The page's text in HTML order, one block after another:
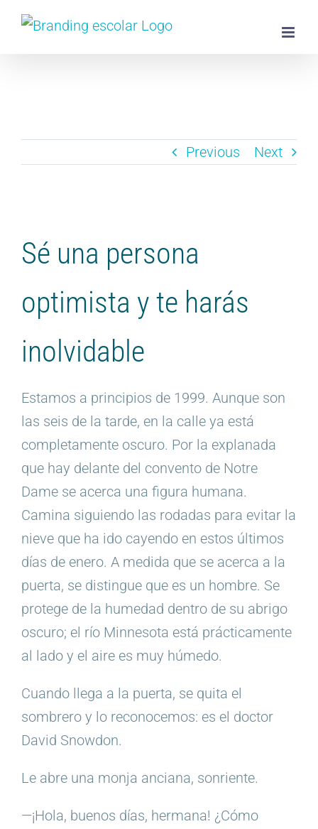
Skip
Previous Next
Larger
Image
Sé una persona
optimista y te harás
inolvidable
Estamos a principios de 1999. Aunque son
las seis de la tarde, en la calle ya está
completamente oscuro. Por la explanada
que hay delante del convento de Notre
Dame se acerca una figura humana.
Camina siguiendo las rodadas para evitar la
nieve que ha ido cayendo en estos últimos
días de enero. A medida que se acerca a la
puerta, se distingue que es un hombre. Se
protege de la humedad dentro de su abrigo
oscuro; el río Minnesota está prácticamente
al lado y el aire es muy húmedo.
Cuando llega a la puerta, se quita el
sombrero y lo reconocemos: es el doctor
David Snowdon.
Le abre una monja anciana, sonriente.
—¡Hola, buenos días, hermana! ¿Cómo